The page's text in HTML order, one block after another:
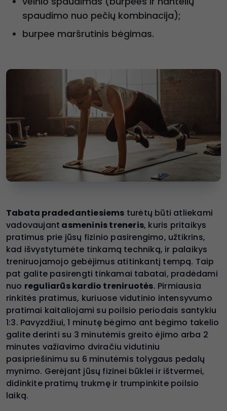
spaudimo nuo pečių kombinacija);
burpee maršrutinis bėgimas.
Tabata pradedantiesiems turėtų būti atliekami
vadovaujant asmeninis treneris, kuris pritaikys
pratimus prie jūsų fizinio pasirengimo, užtikrins,
kad išvystytumėte tinkamą techniką, ir palaikys
treniruojamojo gebėjimus atitinkantį tempą. Taip
pat galite pasirengti tinkamai tabatai, pradėdami
nuo reguliarūs kardio treniruotės. Pirmiausia
rinkitės pratimus, kuriuose vidutinio intensyvumo
pratimai kaitaliojami su poilsio periodais santykiu
1:3. Pavyzdžiui, 1 minutę bėgimo ant bėgimo takelio
galite derinti su 3 minutėmis greito ėjimo arba 2
minutes važiavimo dviračiu vidutiniu
pasipriešinimu su 6 minutėmis tolygaus pedalų
mynimo. Gerėjant jūsų fizinei būklei ir ištvermei,
didinkite pratimų trukmę ir trumpinkite poilsio
laiką.